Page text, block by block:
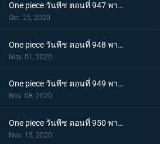
One piece วันพีช ตอนที่ 947 พากย์ไทย อาวุธทรงอานุภาพ! กระสุนโรคระบาดที่เล็งไปที่ลูฟี่
Oct. 25, 2020
One piece วันพีช ตอนที่ 948 พากย์ไทย เปิดฉากโต้กลับ! ลูฟี่และเหล่าซามูไรฝักดาบแดง!
Nov. 01, 2020
One piece วันพีช ตอนที่ 949 พากย์ไทย มาเพื่อชนะ! เสียงร้องที่สิ้นหวังของลูฟี่
Nov. 08, 2020
One piece วันพีช ตอนที่ 950 พากย์ไทย ความฝันของเหล่าทหาร! ลูฟี่ยึดครองอุด้ง!
Nov. 15, 2020